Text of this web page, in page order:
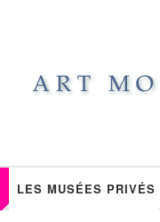
LES MUSÉES PRIVÉS